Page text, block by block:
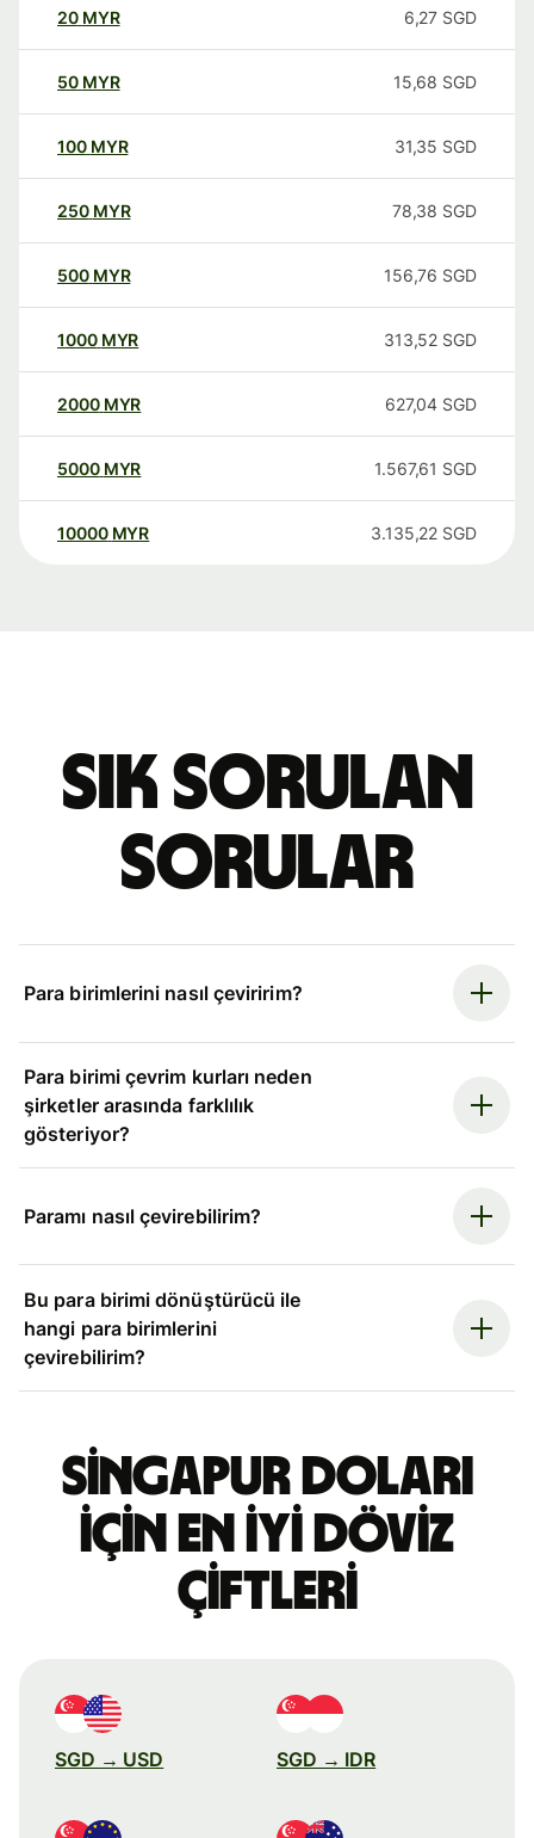
20 MYR 6,27 SGD
50 MYR 15,68 SGD
100 MYR 31,35 SGD
250 MYR 78,38 SGD
500 MYR 156,76 SGD
1000 MYR 313,52 SGD
2000 MYR 627,04 SGD
5000 MYR 1.567,61 SGD
10000 MYR 3.135,22 SGD
Sık sorulan
sorular
Para birimlerini nasıl çeviririm?
Para birimi çevrim kurları neden
şirketler arasında farklılık
gösteriyor?
Paramı nasıl çevirebilirim?
Bu para birimi dönüştürücü ile
hangi para birimlerini
çevirebilirim?
Singapur doları
için en iyi döviz
çiftleri
SGD → USD SGD → IDR